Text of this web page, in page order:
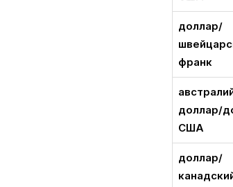
доллар/
франк
доллар/
США
доллар/